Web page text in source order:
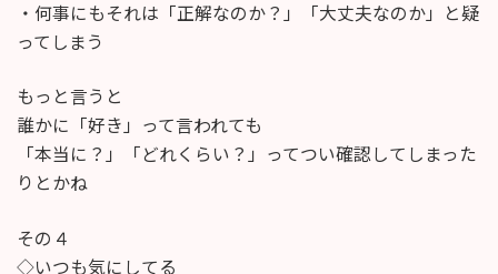
・何事にもそれは「正解なのか？」「大丈夫なのか」と疑
ってしまう
もっと言うと
誰かに「好き」って言われても
「本当に？」「どれくらい？」ってつい確認してしまった
りとかね
その４
◇いつも気にしてる